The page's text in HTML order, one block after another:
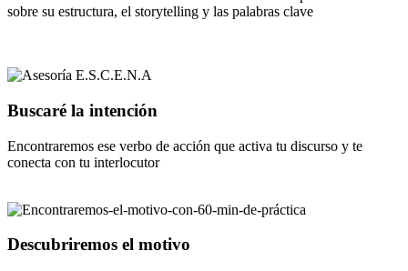
sobre su estructura, el storytelling y las palabras clave
Buscaré la intención
Encontraremos ese verbo de acción que activa tu discurso y te
conecta con tu interlocutor
Descubriremos el motivo